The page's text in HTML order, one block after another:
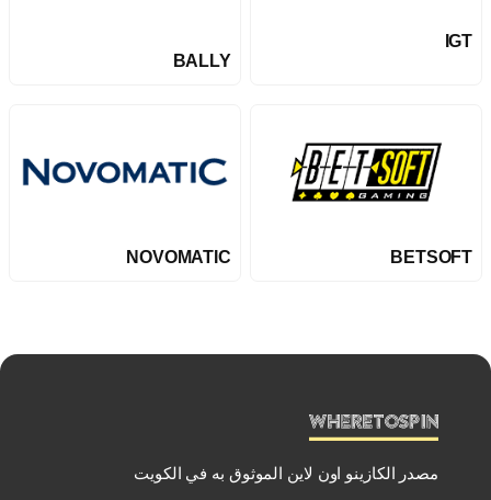
IGT
BALLY
BETSOFT
NOVOMATIC
مصدر الكازينو اون لاين الموثوق به في الكويت